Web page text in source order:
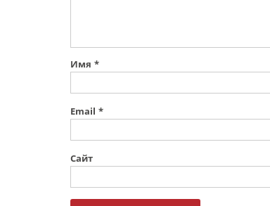
Имя *
Email *
Сайт